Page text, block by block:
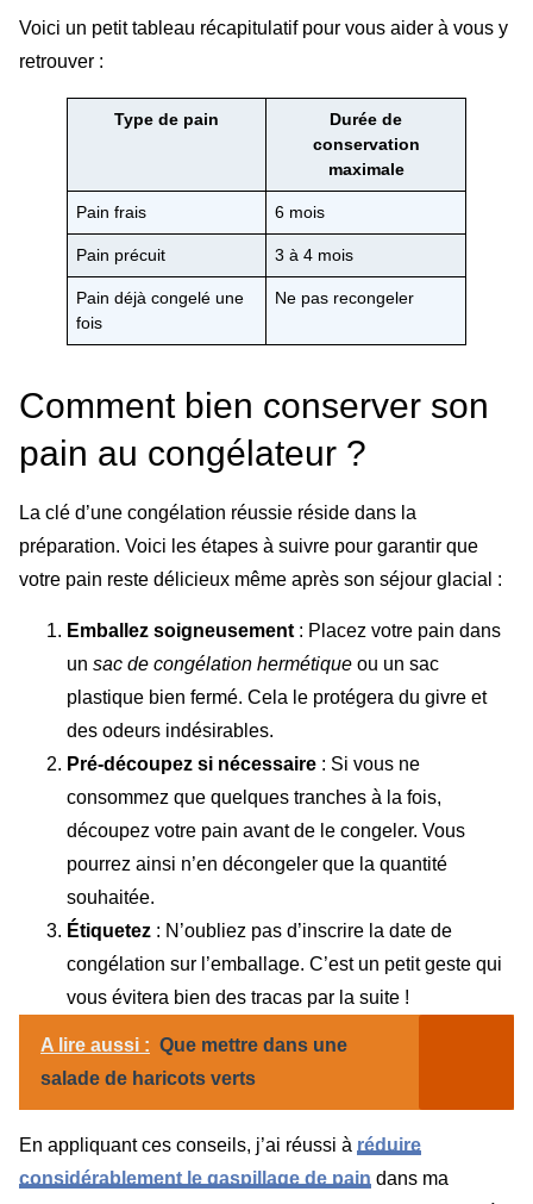
Voici un petit tableau récapitulatif pour vous aider à vous y
retrouver :
Type de pain
Durée de
conservation
maximale
Pain frais 6 mois
Pain précuit 3 à 4 mois
Pain déjà congelé une
fois
Ne pas recongeler
Comment bien conserver son
pain au congélateur ?
La clé d’une congélation réussie réside dans la
préparation. Voici les étapes à suivre pour garantir que
votre pain reste délicieux même après son séjour glacial :
Emballez soigneusement : Placez votre pain dans
un sac de congélation hermétique ou un sac
plastique bien fermé. Cela le protégera du givre et
des odeurs indésirables.
Pré-découpez si nécessaire : Si vous ne
consommez que quelques tranches à la fois,
découpez votre pain avant de le congeler. Vous
pourrez ainsi n’en décongeler que la quantité
souhaitée.
Étiquetez : N’oubliez pas d’inscrire la date de
congélation sur l’emballage. C’est un petit geste qui
vous évitera bien des tracas par la suite !
A lire aussi : Que mettre dans une
salade de haricots verts
En appliquant ces conseils, j’ai réussi à réduire
considérablement le gaspillage de pain dans ma